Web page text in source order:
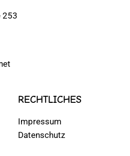
253
RECHTLICHES
Impressum
Datenschutz